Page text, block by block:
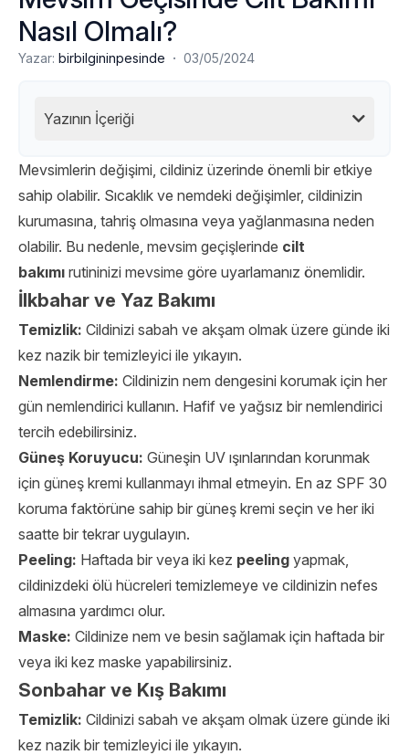
Nasıl Olmalı?
Yazar: birbilgininpesinde · 03/05/2024
Yazının İçeriği
Mevsimlerin değişimi, cildiniz üzerinde önemli bir etkiye
sahip olabilir. Sıcaklık ve nemdeki değişimler, cildinizin
kurumasına, tahriş olmasına veya yağlanmasına neden
olabilir. Bu nedenle, mevsim geçişlerinde cilt
bakımı rutininizi mevsime göre uyarlamanız önemlidir.
İlkbahar ve Yaz Bakımı
Temizlik: Cildinizi sabah ve akşam olmak üzere günde iki
kez nazik bir temizleyici ile yıkayın.
Nemlendirme: Cildinizin nem dengesini korumak için her
gün nemlendirici kullanın. Hafif ve yağsız bir nemlendirici
tercih edebilirsiniz.
Güneş Koruyucu: Güneşin UV ışınlarından korunmak
için güneş kremi kullanmayı ihmal etmeyin. En az SPF 30
koruma faktörüne sahip bir güneş kremi seçin ve her iki
saatte bir tekrar uygulayın.
Peeling: Haftada bir veya iki kez peeling yapmak,
cildinizdeki ölü hücreleri temizlemeye ve cildinizin nefes
almasına yardımcı olur.
Maske: Cildinize nem ve besin sağlamak için haftada bir
veya iki kez maske yapabilirsiniz.
Sonbahar ve Kış Bakımı
Temizlik: Cildinizi sabah ve akşam olmak üzere günde iki
kez nazik bir temizleyici ile yıkayın.